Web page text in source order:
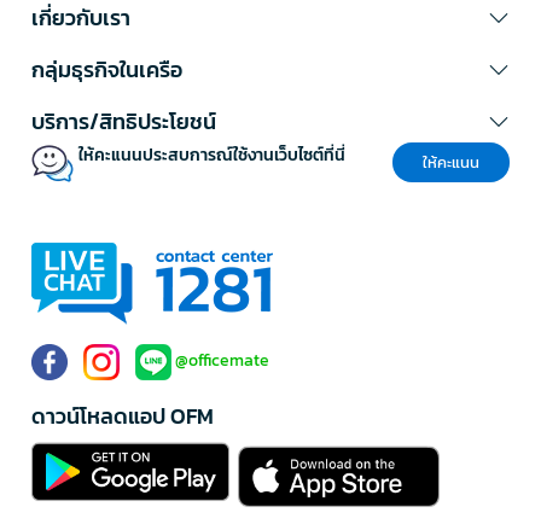
เกี่ยวกับเรา
กลุ่มธุรกิจในเครือ
บริการ/สิทธิประโยชน์
ให้คะแนนประสบการณ์ใช้งานเว็บไซต์ที่นี่ ให้คะแนน
@officemate
ดาวน์โหลดแอป OFM